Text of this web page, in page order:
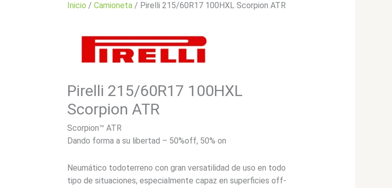
Inicio /Camioneta / Pirelli 215/60R17 100HXL Scorpion ATR
Pirelli 215/60R17 100HXL
Scorpion ATR
Scorpion™ ATR
Dando forma a su libertad – 50%off, 50% on
Neumático todoterreno con gran versatilidad de uso en todo
tipo de situaciones, especialmente capaz en superficies off-